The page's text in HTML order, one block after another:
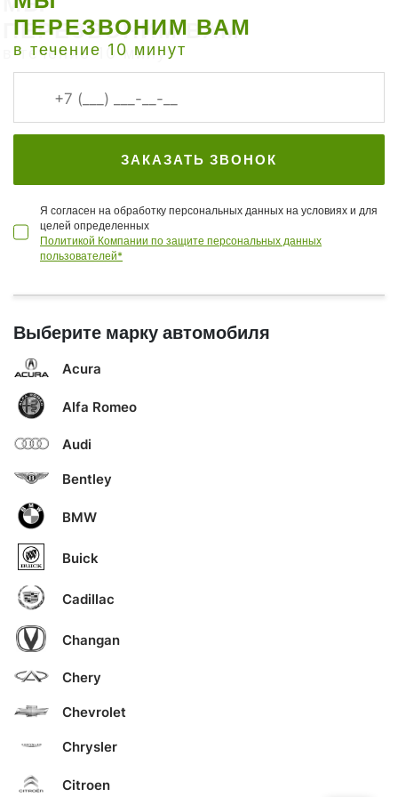
Предлагаем восстановленные блоки управления
раздаточной коробкой с проверкой на стенде и
гарантией. Восстанавливаем электронную часть:
Возможна замена с прошивкой и адаптацией в нашем
сервисе в Королёве, обмен на неисправный блок и
ПЕРЕЗВОНИМ ВАМ
в течение 10 минут
ЗАКАЗАТЬ ЗВОНОК
Я согласен на обработку персональных данных на условиях и для
целей определенных
Политикой Компании по защите персональных данных
пользователей*
Выберите марку автомобиля
Acura
Alfa Romeo
Audi
Bentley
BMW
Buick
Cadillac
Changan
Chery
Chevrolet
Chrysler
Citroen